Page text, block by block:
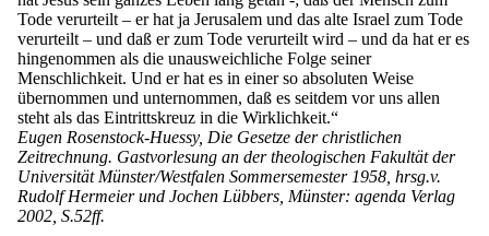
Tode verurteilt – er hat ja Jerusalem und das alte Israel zum Tode
verurteilt – und daß er zum Tode verurteilt wird – und da hat er es
hingenommen als die unausweichliche Folge seiner
Menschlichkeit. Und er hat es in einer so absoluten Weise
übernommen und unternommen, daß es seitdem vor uns allen
steht als das Eintrittskreuz in die Wirklichkeit.“
Eugen Rosenstock-Huessy, Die Gesetze der christlichen
Zeitrechnung. Gastvorlesung an der theologischen Fakultät der
Universität Münster/Westfalen Sommersemester 1958, hrsg.v.
Rudolf Hermeier und Jochen Lübbers, Münster: agenda Verlag
2002, S.52ff.